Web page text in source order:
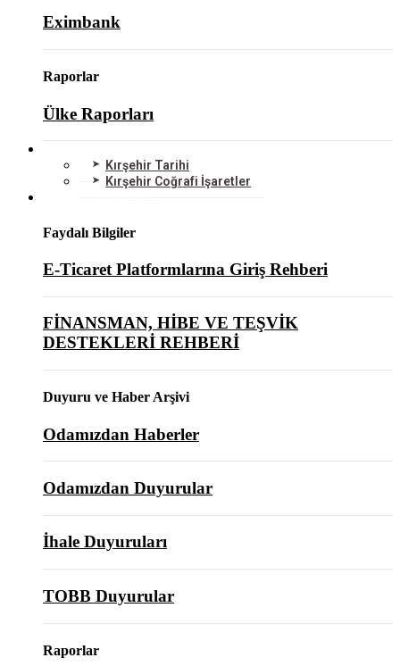
Eximbank
Raporlar
Ülke Raporları
Kırşehir Tarihi
Kırşehir Coğrafi İşaretler
Faydalı Bilgiler
E-Ticaret Platformlarına Giriş Rehberi
FİNANSMAN, HİBE VE TEŞVİK
DESTEKLERİ REHBERİ
Duyuru ve Haber Arşivi
Odamızdan Haberler
Odamızdan Duyurular
İhale Duyuruları
TOBB Duyurular
Raporlar